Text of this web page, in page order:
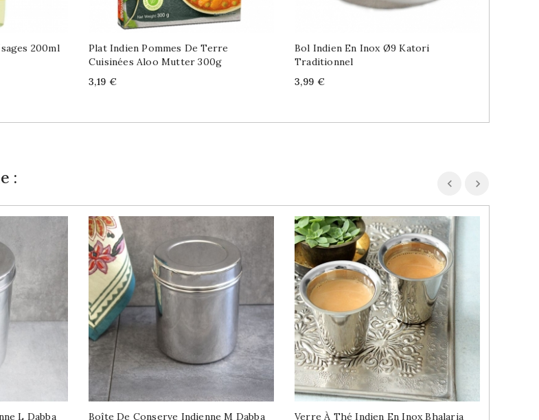
200ml
Plat Indien Pommes De Terre
Cuisinées Aloo Mutter 300g
Price
3,19 €
Bol Indien En Inox Ø9 Katori
Traditionnel
Price
3,99 €
:
L Dabba
Boîte De Conserve Indienne M Dabba
Verre À Thé Indien En Inox Bhalaria